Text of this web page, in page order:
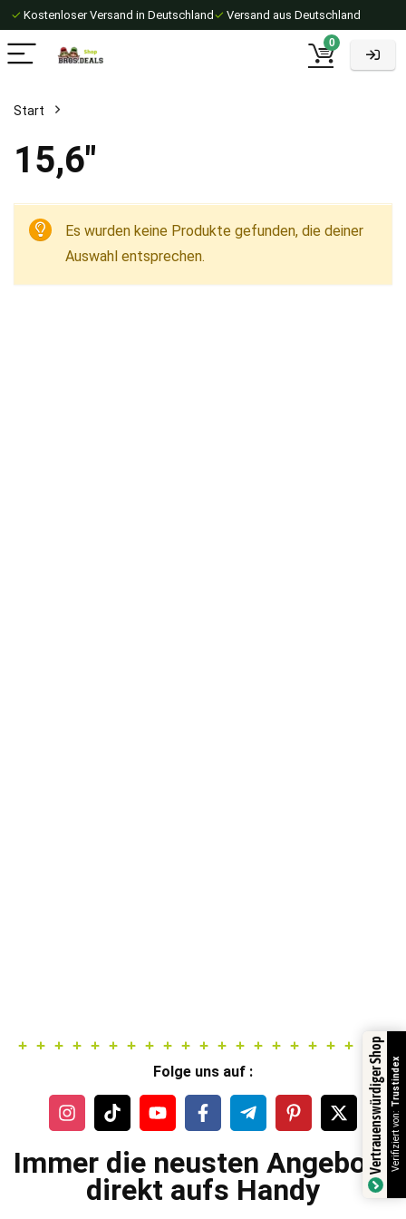
✓ Kostenloser Versand in Deutschland ✓ Versand aus Deutschland
0
Start
15,6"
Es wurden keine Produkte gefunden, die deiner
Auswahl entsprechen.
Folge uns auf :
Immer die neusten Angebote
direkt aufs Handy
Vertrauenswürdiger ShopVerifiziert von:
Trustindex